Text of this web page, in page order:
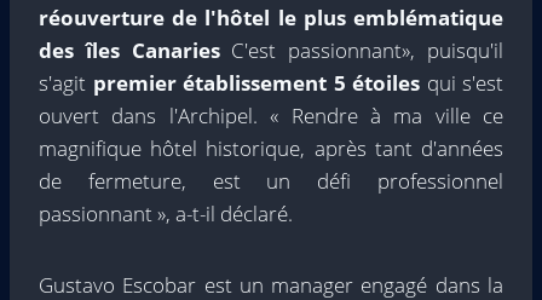
réouverture de l'hôtel le plus emblématique
des îles CanariesC'est passionnant», puisqu'il
s'agit premier établissement 5 étoiles qui s'est
ouvert dans l'Archipel. « Rendre à ma ville ce
magnifique hôtel historique, après tant d'années
de fermeture, est un défi professionnel
passionnant », a-t-il déclaré.
Gustavo Escobar est un manager engagé dans la